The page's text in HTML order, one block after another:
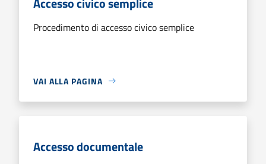
Procedimento di accesso civico semplice
VAI ALLA PAGINA
Accesso documentale